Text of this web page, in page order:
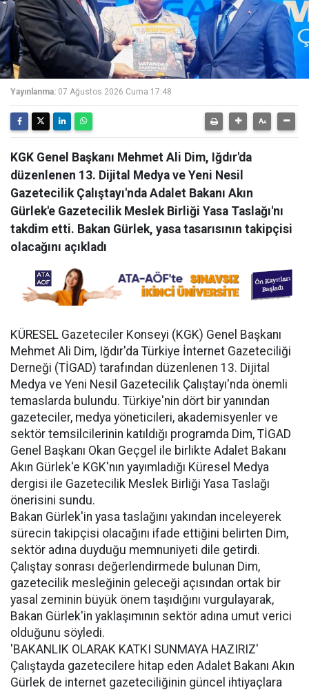
Yayınlanma: 07 Ağustos 2026 Cuma 17:48
KGK Genel Başkanı Mehmet Ali Dim, Iğdır'da
düzenlenen 13. Dijital Medya ve Yeni Nesil
Gazetecilik Çalıştayı'nda Adalet Bakanı Akın
Gürlek'e Gazetecilik Meslek Birliği Yasa Taslağı'nı
takdim etti. Bakan Gürlek, yasa tasarısının takipçisi
olacağını açıkladı
KÜRESEL Gazeteciler Konseyi (KGK) Genel Başkanı
Mehmet Ali Dim, Iğdır'da Türkiye İnternet Gazeteciliği
Derneği (TİGAD) tarafından düzenlenen 13. Dijital
Medya ve Yeni Nesil Gazetecilik Çalıştayı'nda önemli
temaslarda bulundu. Türkiye'nin dört bir yanından
gazeteciler, medya yöneticileri, akademisyenler ve
sektör temsilcilerinin katıldığı programda Dim, TİGAD
Genel Başkanı Okan Geçgel ile birlikte Adalet Bakanı
Akın Gürlek'e KGK'nın yayımladığı Küresel Medya
dergisi ile Gazetecilik Meslek Birliği Yasa Taslağı
önerisini sundu.
Bakan Gürlek'in yasa taslağını yakından inceleyerek
sürecin takipçisi olacağını ifade ettiğini belirten Dim,
sektör adına duyduğu memnuniyeti dile getirdi.
Çalıştay sonrası değerlendirmede bulunan Dim,
gazetecilik mesleğinin geleceği açısından ortak bir
yasal zeminin büyük önem taşıdığını vurgulayarak,
Bakan Gürlek'in yaklaşımının sektör adına umut verici
olduğunu söyledi.
'BAKANLIK OLARAK KATKI SUNMAYA HAZIRIZ'
Çalıştayda gazetecilere hitap eden Adalet Bakanı Akın
Gürlek de internet gazeteciliğinin güncel ihtiyaçlara